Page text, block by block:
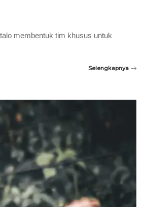
membentuk tim khusus untuk
Selengkapnya